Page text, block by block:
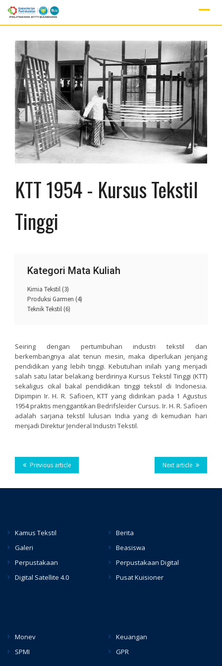
Skip
content
KTT 1954 - Kursus Tekstil
Tinggi
Kategori Mata Kuliah
Kimia Tekstil (3)
Produksi Garmen (4)
Teknik Tekstil (6)
Seiring dengan pertumbuhan industri tekstil dan
berkembangnya alat tenun mesin, maka diperlukan jenjang
pendidikan yang lebih tinggi. Kebutuhan inilah yang menjadi
salah satu latar belakang berdirinya Kursus Tekstil Tinggi (KTT)
sekaligus cikal bakal pendidikan tinggi tekstil di Indonesia.
Dipimpin Ir. H. R. Safioen, KTT yang didirikan pada 1 Agustus
1954 praktis menggantikan Bedrifsleider Cursus. Ir. H. R. Safioen
adalah sarjana tekstil lulusan India yang di kemudian hari
menjadi Direktur Jenderal Industri Tekstil.
Next article
Previous article
Kamus Tekstil
Berita
Galeri
Beasiswa
Perpustakaan
Perpustakaan Digital
Digital Satellite 4.0
Pusat Kuisioner
Monev
Keuangan
SPMI
GPR